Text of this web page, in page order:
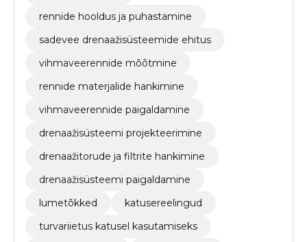
rennide hooldus ja puhastamine
sadevee drenaažisüsteemide ehitus
vihmaveerennide mõõtmine
rennide materjalide hankimine
vihmaveerennide paigaldamine
drenaažisüsteemi projekteerimine
drenaažitorude ja filtrite hankimine
drenaažisüsteemi paigaldamine
lumetõkked
katusereelingud
turvariietus katusel kasutamiseks